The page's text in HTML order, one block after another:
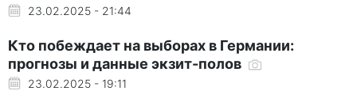
23.02.2025 - 21:44
Кто побеждает на выборах в Германии:
прогнозы и данные экзит-полов
23.02.2025 - 19:11